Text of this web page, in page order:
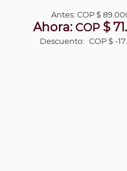
Antes:COP$
Ahora: COP$
Descuento: COP $ -